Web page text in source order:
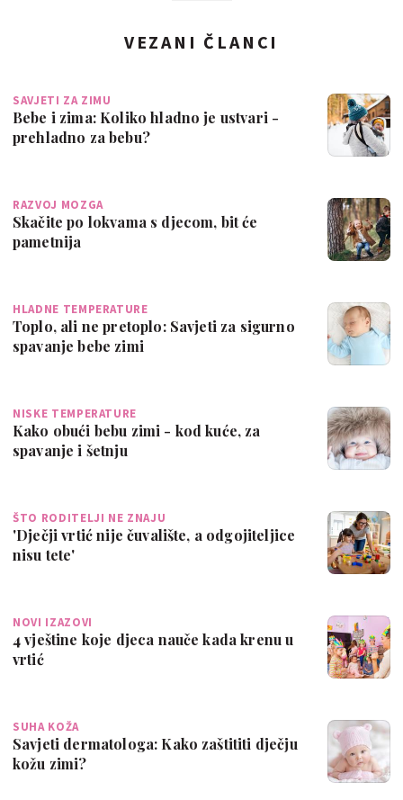
VEZANI ČLANCI
SAVJETI ZA ZIMU
Bebe i zima: Koliko hladno je ustvari -
prehladno za bebu?
RAZVOJ MOZGA
Skačite po lokvama s djecom, bit će
pametnija
HLADNE TEMPERATURE
Toplo, ali ne pretoplo: Savjeti za sigurno
spavanje bebe zimi
NISKE TEMPERATURE
Kako obući bebu zimi - kod kuće, za
spavanje i šetnju
ŠTO RODITELJI NE ZNAJU
'Dječji vrtić nije čuvalište, a odgojiteljice
nisu tete'
NOVI IZAZOVI
4 vještine koje djeca nauče kada krenu u
vrtić
SUHA KOŽA
Savjeti dermatologa: Kako zaštititi dječju
kožu zimi?